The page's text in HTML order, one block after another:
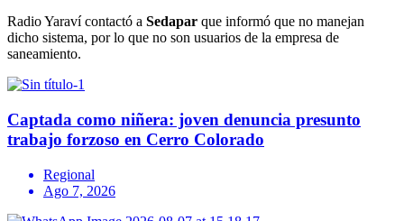
Radio Yaraví contactó a Sedapar que informó que no manejan
dicho sistema, por lo que no son usuarios de la empresa de
saneamiento.
Captada como niñera: joven denuncia presunto
trabajo forzoso en Cerro Colorado
Regional
Ago 7, 2026